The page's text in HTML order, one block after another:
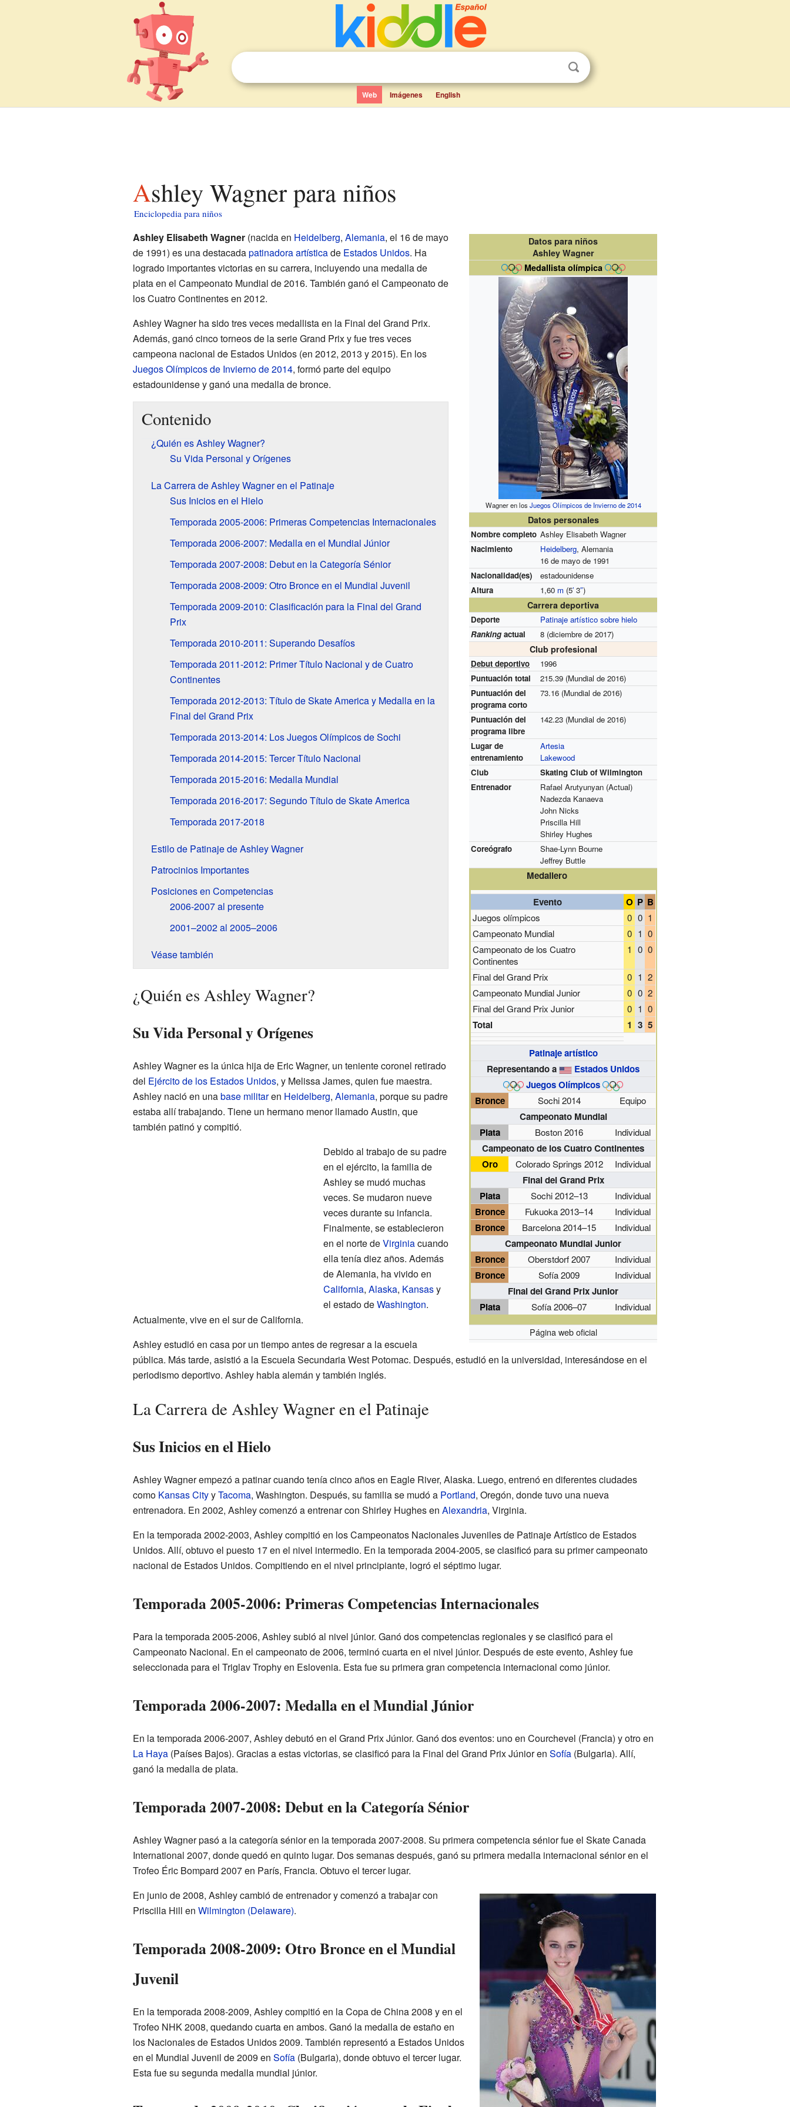
Web Imágenes English
Ashley Wagner para niños
Enciclopedia para niños
Datos para niños
Ashley Wagner
Medallista olímpica
Wagner en los Juegos Olímpicos de Invierno de 2014
Datos personales
Nombre completo Ashley Elisabeth Wagner
Nacimiento
Heidelberg, Alemania
16 de mayo de 1991
Nacionalidad(es)
estadounidense
Altura
1,60 m (5′ 3″)
Carrera deportiva
Deporte
Patinaje artístico sobre hielo
Ranking actual 8 (diciembre de 2017)
Club profesional
Debut deportivo
1996
Puntuación total
215.39 (Mundial de 2016)
Puntuación del
programa corto
73.16 (Mundial de 2016)
Puntuación del
programa libre
142.23 (Mundial de 2016)
Lugar de
entrenamiento
Artesia
Lakewood
Club
Skating Club of Wilmington
Entrenador
Rafael Arutyunyan (Actual)
Nadezda Kanaeva
John Nicks
Priscilla Hill
Shirley Hughes
Coreógrafo
Shae-Lynn Bourne
Jeffrey Buttle
Medallero
Evento O P B
Juegos olímpicos 0 0 1
Campeonato Mundial
0 1 0
Campeonato de los Cuatro
Continentes
1 0 0
Final del Grand Prix 0 1 2
Campeonato Mundial Junior
0 0 2
Final del Grand Prix Junior
0 1 0
Total 1 3 5
Patinaje artístico
Representando a
Estados Unidos
Juegos Olímpicos
Bronce
Sochi 2014 Equipo
Campeonato Mundial
Plata
Boston 2016 Individual
Campeonato de los Cuatro Continentes
Oro
Colorado Springs 2012 Individual
Final del Grand Prix
Plata
Sochi 2012–13 Individual
Bronce Fukuoka 2013–14 Individual
Bronce Barcelona 2014–15 Individual
Campeonato Mundial Junior
Bronce
Oberstdorf 2007 Individual
Bronce Sofía 2009 Individual
Final del Grand Prix Junior
Plata
Sofía 2006–07 Individual
Página web oficial
Ashley Elisabeth Wagner(nacida en Heidelberg, Alemania, el 16 de mayo
de 1991) es una destacadapatinadora artísticade Estados Unidos. Ha
logrado importantes victorias en su carrera, incluyendo una medalla de
plata en el Campeonato Mundial de 2016. También ganó el Campeonato de
los Cuatro Continentes en 2012.
Ashley Wagner ha sido tres veces medallista en la Final del Grand Prix.
Además, ganó cinco torneos de la serie Grand Prix y fue tres veces
campeona nacional de Estados Unidos (en 2012, 2013 y 2015). En los
Juegos Olímpicos de Invierno de 2014, formó parte del equipo
estadounidense y ganó una medalla de bronce.
Contenido
¿Quién es Ashley Wagner?
Su Vida Personal y Orígenes
La Carrera de Ashley Wagner en el Patinaje
Sus Inicios en el Hielo
Temporada 2005-2006: Primeras Competencias Internacionales
Temporada 2006-2007: Medalla en el Mundial Júnior
Temporada 2007-2008: Debut en la Categoría Sénior
Temporada 2008-2009: Otro Bronce en el Mundial Juvenil
Temporada 2009-2010: Clasificación para la Final del Grand
Prix
Temporada 2010-2011: Superando Desafíos
Temporada 2011-2012: Primer Título Nacional y de Cuatro
Continentes
Temporada 2012-2013: Título de Skate America y Medalla en la
Final del Grand Prix
Temporada 2013-2014: Los Juegos Olímpicos de Sochi
Temporada 2014-2015: Tercer Título Nacional
Temporada 2015-2016: Medalla Mundial
Temporada 2016-2017: Segundo Título de Skate America
Temporada 2017-2018
Estilo de Patinaje de Ashley Wagner
Patrocinios Importantes
Posiciones en Competencias
2006-2007 al presente
2001–2002 al 2005–2006
Véase también
¿Quién es Ashley Wagner?
Su Vida Personal y Orígenes
Ashley Wagner es la única hija de Eric Wagner, un teniente coronel retirado
del Ejército de los Estados Unidos, y Melissa James, quien fue maestra.
Ashley nació en unabase militaren Heidelberg, Alemania, porque su padre
estaba allí trabajando. Tiene un hermano menor llamado Austin, que
también patinó y compitió.
Debido al trabajo de su padre
en el ejército, la familia de
Ashley se mudó muchas
veces. Se mudaron nueve
veces durante su infancia.
Finalmente, se establecieron
en el norte deVirginiacuando
ella tenía diez años. Además
de Alemania, ha vivido en
California, Alaska, Kansasy
el estado deWashington.
Actualmente, vive en el sur de California.
Ashley estudió en casa por un tiempo antes de regresar a la escuela
pública. Más tarde, asistió a la Escuela Secundaria West Potomac. Después, estudió en la universidad, interesándose en el
periodismo deportivo. Ashley habla alemán y también inglés.
La Carrera de Ashley Wagner en el Patinaje
Sus Inicios en el Hielo
Ashley Wagner empezó a patinar cuando tenía cinco años en Eagle River, Alaska. Luego, entrenó en diferentes ciudades
como Kansas CityyTacoma, Washington. Después, su familia se mudó a Portland, Oregón, donde tuvo una nueva
entrenadora. En 2002, Ashley comenzó a entrenar con Shirley Hughes en Alexandria, Virginia.
En la temporada 2002-2003, Ashley compitió en los Campeonatos Nacionales Juveniles de Patinaje Artístico de Estados
Unidos. Allí, obtuvo el puesto 17 en el nivel intermedio. En la temporada 2004-2005, se clasificó para su primer campeonato
nacional de Estados Unidos. Compitiendo en el nivel principiante, logró el séptimo lugar.
Temporada 2005-2006: Primeras Competencias Internacionales
Para la temporada 2005-2006, Ashley subió al nivel júnior. Ganó dos competencias regionales y se clasificó para el
Campeonato Nacional. En el campeonato de 2006, terminó cuarta en el nivel júnior. Después de este evento, Ashley fue
seleccionada para el Triglav Trophy en Eslovenia. Esta fue su primera gran competencia internacional como júnior.
Temporada 2006-2007: Medalla en el Mundial Júnior
En la temporada 2006-2007, Ashley debutó en el Grand Prix Júnior. Ganó dos eventos: uno en Courchevel (Francia) y otro en
La Haya(Países Bajos). Gracias a estas victorias, se clasificó para la Final del Grand Prix Júnior en Sofía(Bulgaria). Allí,
ganó la medalla de plata.
Temporada 2007-2008: Debut en la Categoría Sénior
Ashley Wagner pasó a la categoría sénior en la temporada 2007-2008. Su primera competencia sénior fue el Skate Canada
International 2007, donde quedó en quinto lugar. Dos semanas después, ganó su primera medalla internacional sénior en el
Trofeo Éric Bompard 2007 en París, Francia. Obtuvo el tercer lugar.
En junio de 2008, Ashley cambió de entrenador y comenzó a trabajar con
Priscilla Hill en Wilmington (Delaware).
Temporada 2008-2009: Otro Bronce en el Mundial
Juvenil
En la temporada 2008-2009, Ashley compitió en la Copa de China 2008 y en el
Trofeo NHK 2008, quedando cuarta en ambos. Ganó la medalla de estaño en
los Nacionales de Estados Unidos 2009. También representó a Estados Unidos
en el Mundial Juvenil de 2009 en Sofía(Bulgaria), donde obtuvo el tercer lugar.
Esta fue su segunda medalla mundial júnior.